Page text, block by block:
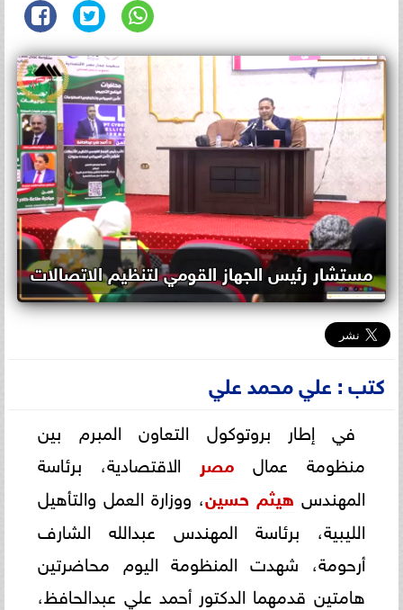
مستشار رئيس الجهاز القومي لتنظيم الاتصالات
كتب : علي محمد علي
في إطار بروتوكول التعاون المبرم بين
منظومة عمال مصر الاقتصادية، برئاسة
المهندس هيثم حسين، ووزارة العمل والتأهيل
الليبية، برئاسة المهندس عبدالله الشارف
أرحومة، شهدت المنظومة اليوم محاضرتين
هامتين قدمهما الدكتور أحمد علي عبدالحافظ،